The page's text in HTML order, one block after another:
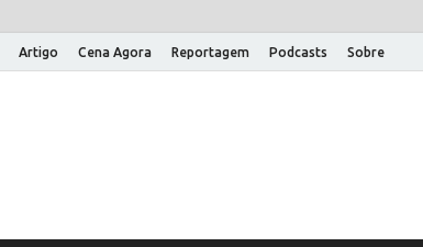
Artigo Cena Agora Reportagem Podcasts Sobre